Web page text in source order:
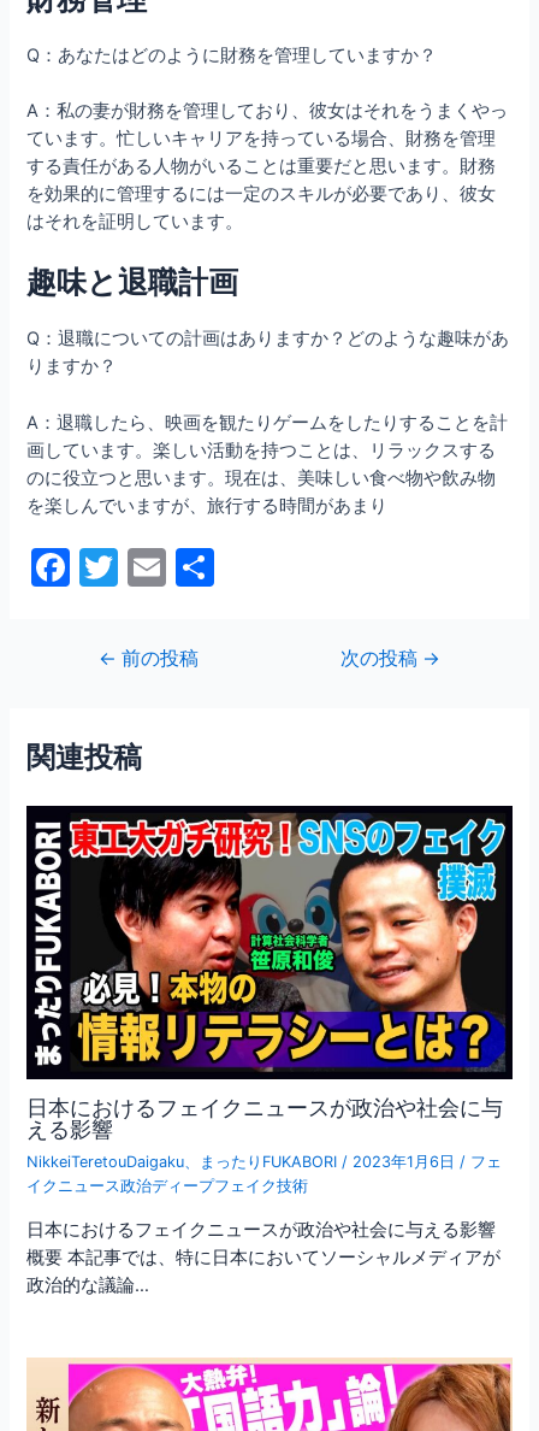
Q：あなたはどのように財務を管理していますか？
A：私の妻が財務を管理しており、彼女はそれをうまくやっ
ています。忙しいキャリアを持っている場合、財務を管理
する責任がある人物がいることは重要だと思います。財務
を効果的に管理するには一定のスキルが必要であり、彼女
はそれを証明しています。
趣味と退職計画
Q：退職についての計画はありますか？どのような趣味があ
りますか？
A：退職したら、映画を観たりゲームをしたりすることを計
画しています。楽しい活動を持つことは、リラックスする
のに役立つと思います。現在は、美味しい食べ物や飲み物
を楽しんでいますが、旅行する時間があまり
F
o
o
k
T
itt
er
E
ai
l
ビ
ゲ
シ
ョ
← 前の投稿 次の投稿 →
関連投稿
日本におけるフェイクニュースが政治や社会に与
える影響
NikkeiTeretouDaigaku、 まったりFUKABORI / 2023年1月6日 / フェ
イクニュース政治ディープフェイク技術
日本におけるフェイクニュースが政治や社会に与える影響
概要 本記事では、特に日本においてソーシャルメディアが
政治的な議論…